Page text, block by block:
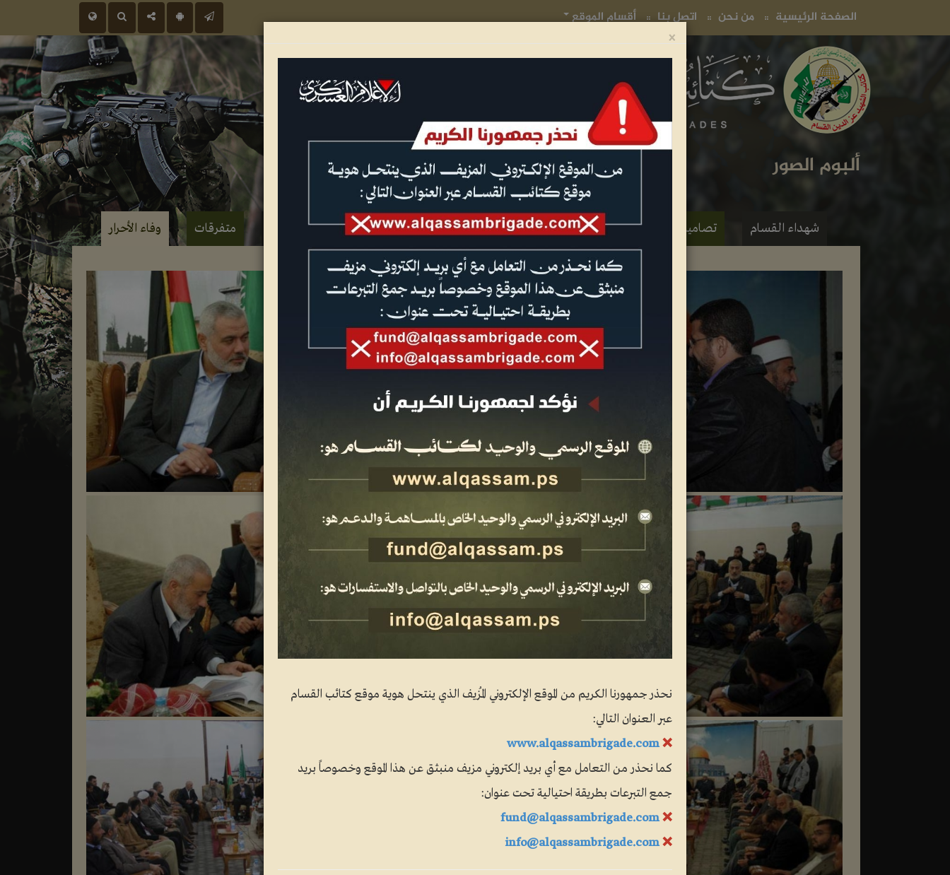
الصفحة الرئيسية من نحن اتصل بنا(current) أقسام الموقع
ألبوم الصور
شهداء القسام تصاميم فنية عمليات جهادية الجيل الأول للقسام تدريبات وعروض عسكرية متفرقات وفاء الأحرار
×
نحذر جمهورنا الكريم من الموقع الإلكتروني المُزيف الذي ينتحل هوية موقع كتائب القسام
عبر العنوان التالي:
❌
www.alqassambrigade.com
كما نحذر من التعامل مع أي بريد إلكتروني مزيف منبثق عن هذا الموقع وخصوصاً بريد
جمع التبرعات بطريقة احتيالية تحت عنوان:
❌
fund@alqassambrigade.com
❌
info@alqassambrigade.com